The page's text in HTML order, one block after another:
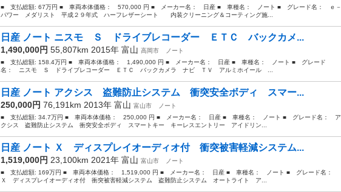
■ 支払総額: 67万円 ■ 車両本体価格： 570,000 円 ■ メーカー名： 日産 ■ 車種名： ノート ■ グレード名： ｅ－
パワー メダリスト 平成２９年式 ハーフレザーシート 内装クリーニング＆コーティング施...
日産 ノート ニスモ Ｓ ドライブレコーダー ＥＴＣ バックカメ...
1,490,000円 55,807km 2015年 富山 高岡市
ノート
■ 支払総額: 158.4万円 ■ 車両本体価格： 1,490,000 円 ■ メーカー名： 日産 ■ 車種名： ノート ■ グレード
名： ニスモ Ｓ ドライブレコーダー ＥＴＣ バックカメラ ナビ ＴＶ アルミホイール ...
日産 ノート アクシス 盗難防止システム 衝突安全ボディ スマー...
250,000円 76,191km 2013年 富山 富山市
ノート
■ 支払総額: 34.7万円 ■ 車両本体価格： 250,000 円 ■ メーカー名： 日産 ■ 車種名： ノート ■ グレード名： ア
クシス 盗難防止システム 衝突安全ボディ スマートキー キーレスエントリー アイドリン...
日産 ノート Ｘ ディスプレイオーディオ付 衝突被害軽減システム...
1,519,000円 23,100km 2021年 富山 富山市
ノート
■ 支払総額: 169万円 ■ 車両本体価格： 1,519,000 円 ■ メーカー名： 日産 ■ 車種名： ノート ■ グレード名：
Ｘ ディスプレイオーディオ付 衝突被害軽減システム 盗難防止システム オートライト ア...